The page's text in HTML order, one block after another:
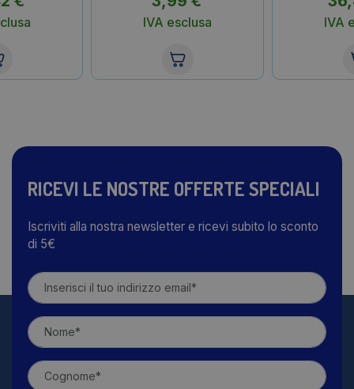
85510B
IVA esclusa IVA
RICEVI LE NOSTRE OFFERTE SPECIALI
Iscriviti alla nostra newsletter e ricevi subito lo sconto
di 5€